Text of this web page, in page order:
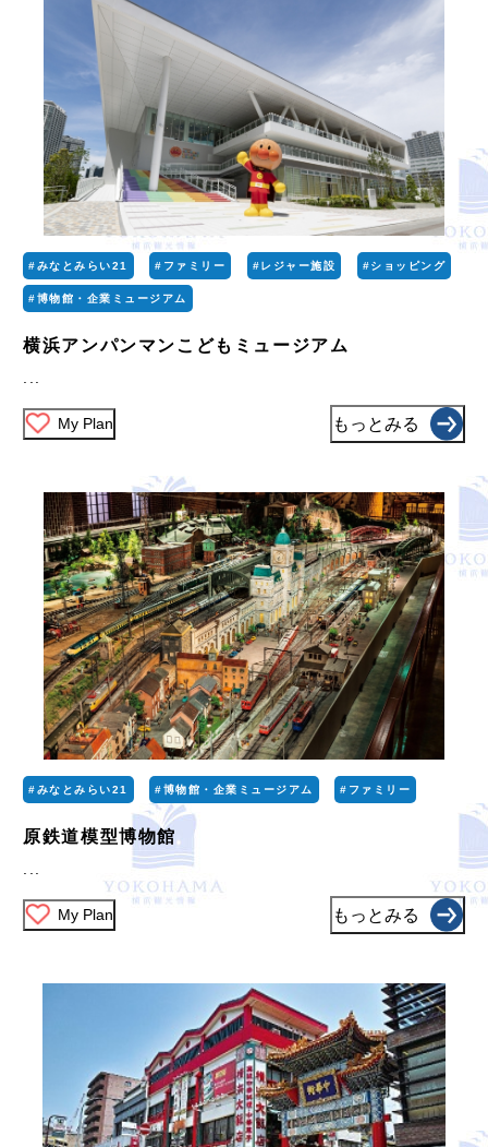
#みなとみらい21 #ファミリー #レジャー施設 #ショッピング
#博物館・企業ミュージアム
横浜アンパンマンこどもミュージアム
My Plan もっとみる
#みなとみらい21 #博物館・企業ミュージアム #ファミリー
原鉄道模型博物館
My Plan もっとみる